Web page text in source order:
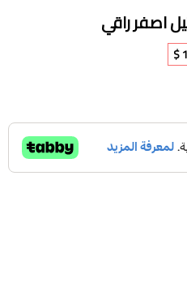
اصفر راقي